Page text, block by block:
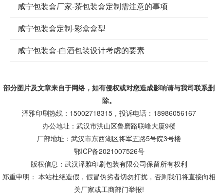
咸宁包装盒厂家-茶包装盒定制需注意的事项
咸宁包装盒定制-彩盒盒型
咸宁包装盒-白酒包装设计考虑的要素
部分图片及文章来自于网络，如有侵权或对您造成影响请与我司联系删
除。
泽雅印刷热线：15002718315，投诉电话：18986056167
办公地址：武汉市洪山区鲁磨路联峰大厦9楼
厂部地址：武汉市东西湖区将军五路5号院3号楼
鄂ICP备2021007526号
版权信息：武汉泽雅印刷包装有限公司保留所有权利
郑重申明： 本站杜绝造假，假冒伪劣者切勿打扰，否则我们将直接向相
关厂家或工商部门举报!